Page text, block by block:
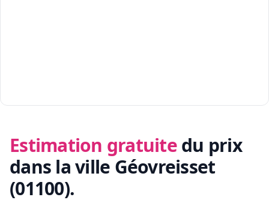
Estimation gratuite du prix
dans la ville Géovreisset
(01100).